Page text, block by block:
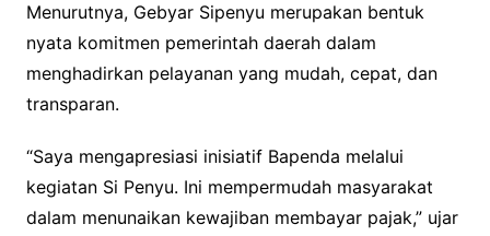
Menurutnya, Gebyar Sipenyu merupakan bentuk
nyata komitmen pemerintah daerah dalam
menghadirkan pelayanan yang mudah, cepat, dan
transparan.
“Saya mengapresiasi inisiatif Bapenda melalui
kegiatan Si Penyu. Ini mempermudah masyarakat
dalam menunaikan kewajiban membayar pajak,” ujar